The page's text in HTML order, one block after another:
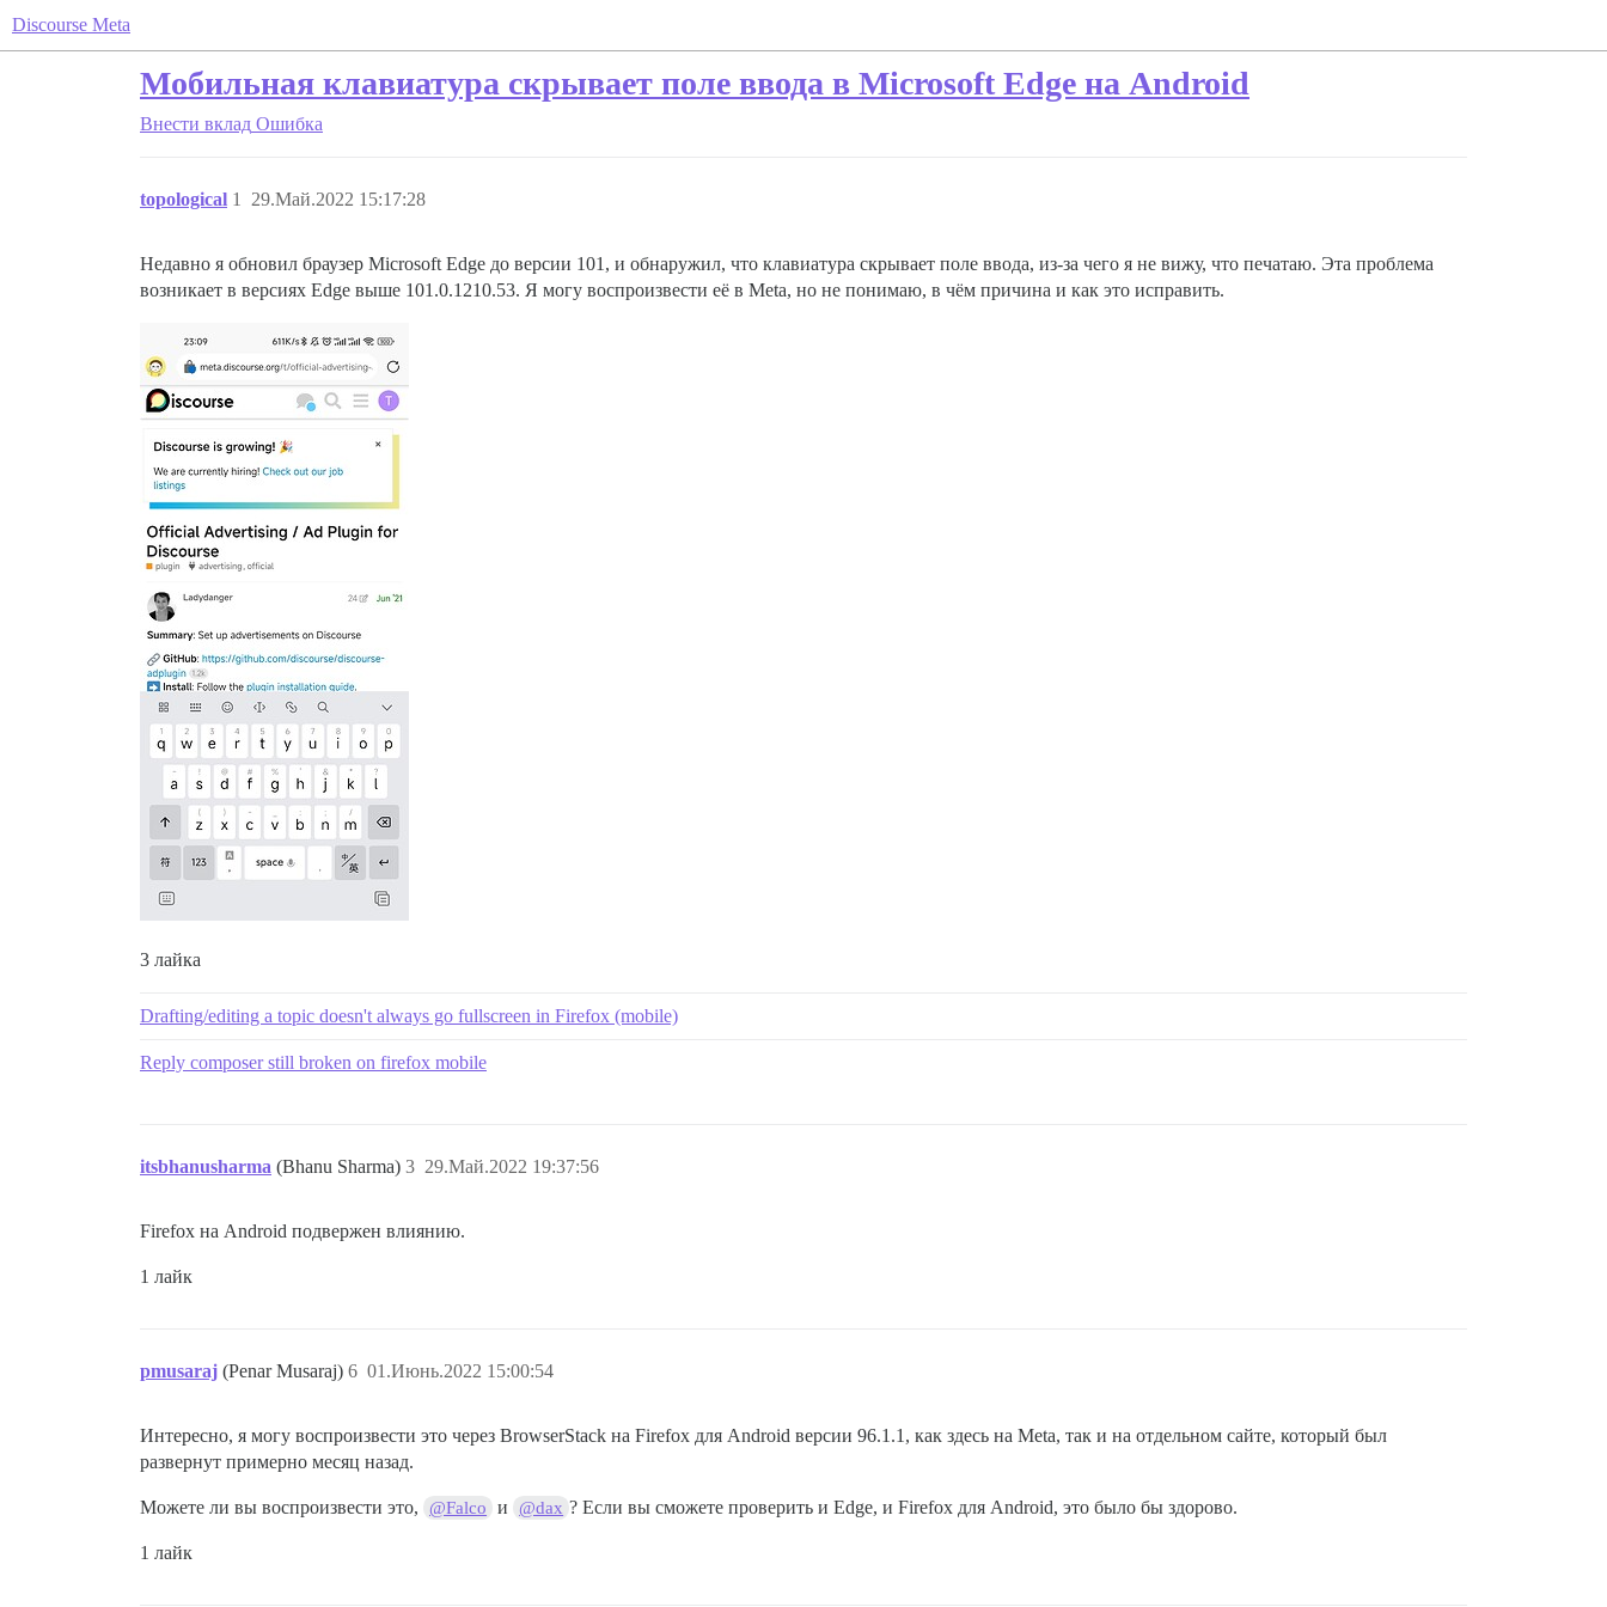
Discourse Meta
Мобильная клавиатура скрывает поле ввода в Microsoft Edge на Android
Внести вклад Ошибка
topological 29.Май.2022 15:17:28
1
Недавно я обновил браузер Microsoft Edge до версии 101, и обнаружил, что клавиатура скрывает поле ввода, из-за чего я не вижу, что печатаю. Эта проблема
возникает в версиях Edge выше 101.0.1210.53. Я могу воспроизвести её в Meta, но не понимаю, в чём причина и как это исправить.
3 лайка
Drafting/editing a topic doesn't always go fullscreen in Firefox (mobile)
Reply composer still broken on firefox mobile
itsbhanusharma (Bhanu Sharma) 29.Май.2022 19:37:56
3
Firefox на Android подвержен влиянию.
1 лайк
pmusaraj (Penar Musaraj) 01.Июнь.2022 15:00:54
6
Интересно, я могу воспроизвести это через BrowserStack на Firefox для Android версии 96.1.1, как здесь на Meta, так и на отдельном сайте, который был
развернут примерно месяц назад.
Можете ли вы воспроизвести это, @Falco и @dax ? Если вы сможете проверить и Edge, и Firefox для Android, это было бы здорово.
1 лайк